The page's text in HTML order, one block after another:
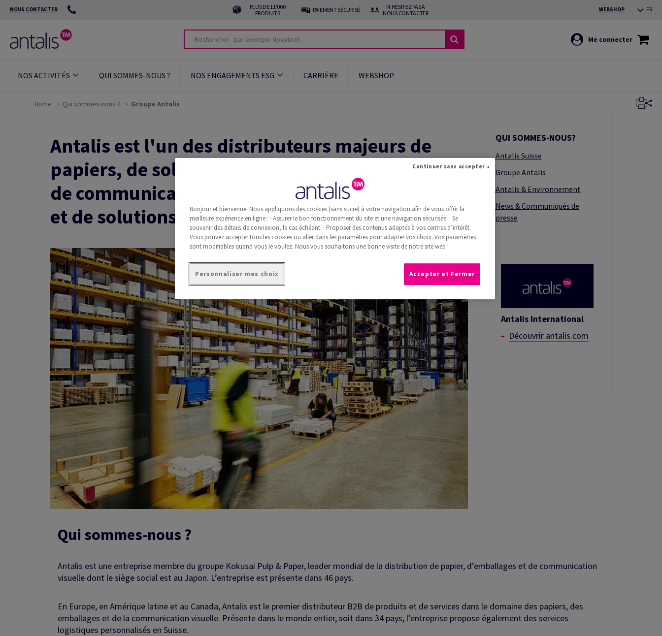
NOUS CONTACTER
PLUS DE 11'000
PRODUITS
PAIEMENT SÉCURISÉ
N'HÉSITEZ PAS À
NOUS CONTACTER
WEBSHOP FR
Me connecter
NOS ACTIVITÉS QUI SOMMES-NOUS ? NOS ENGAGEMENTS ESG CARRIÈRE WEBSHOP
Home Qui sommes-nous ? Groupe Antalis
Antalis est l'un des distributeurs majeurs de
papiers, de solutions d’emballage, de produits
de communication visuelle, d’articles d’hygiène
et de solutions logistiques
QUI SOMMES-NOUS?
Antalis Suisse
Groupe Antalis
Antalis & Environnement
News & Communiqués de
presse
Antalis International
Découvrir antalis.com
Qui sommes-nous ?
Antalis est une entreprise membre du groupe Kokusai Pulp & Paper, leader mondial de la distribution de papier, d’emballages et de communication
visuelle dont le siège social est au Japon. L’entreprise est présente dans 46 pays.
En Europe, en Amérique latine et au Canada, Antalis est le premier distributeur B2B de produits et de services dans le domaine des papiers, des
emballages et de la communication visuelle. Présente dans le monde entier, soit dans 34 pays, l’entreprise propose également des services
logistiques personnalisés en Suisse.
Bonjour et bienvenue! Nous appliquons des cookies (sans sucre) à votre navigation afin de vous offrir la
meilleure expérience en ligne : · Assurer le bon fonctionnement du site et une navigation sécurisée. · Se
souvenir des détails de connexion, le cas échéant. · Proposer des contenus adaptés à vos centres d’intérêt.
Vous pouvez accepter tous les cookies ou aller dans les paramètres pour adapter vos choix. Vos paramètres
sont modifiables quand vous le voulez. Nous vous souhaitons une bonne visite de notre site web !
Personnaliser mes choix
Continuer sans accepter →
Accepter et Fermer